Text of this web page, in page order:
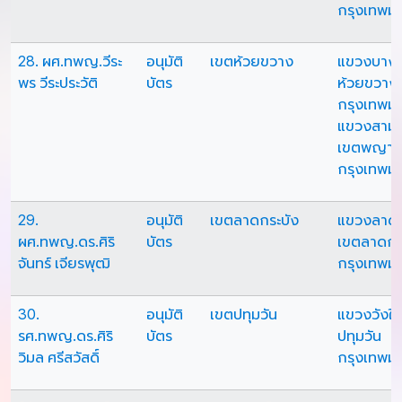
กรุงเทพม
28. ผศ.ทพญ.วีระ
พร วีระประวัติ
อนุมัติ
บัตร
เขตห้วยขวาง
แขวงบาง
ห้วยขวาง
กรุงเทพม
แขวงสาม
เขตพญา
กรุงเทพม
29.
ผศ.ทพญ.ดร.ศิริ
จันทร์ เจียรพุฒิ
อนุมัติ
บัตร
เขตลาดกระบัง
แขวงลาด
เขตลาดก
กรุงเทพม
30.
รศ.ทพญ.ดร.ศิริ
วิมล ศรีสวัสดิ์
อนุมัติ
บัตร
เขตปทุมวัน
แขวงวังใ
ปทุมวัน
กรุงเทพม